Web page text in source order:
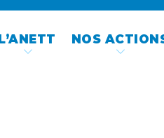
L’ANETT NOS